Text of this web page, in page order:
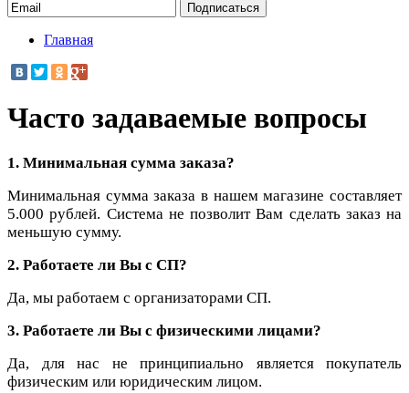
Подписаться
Главная
Часто задаваемые вопросы
1. Минимальная сумма заказа?
Минимальная сумма заказа в нашем магазине составляет
5.000 рублей. Система не позволит Вам сделать заказ на
меньшую сумму.
2. Работаете ли Вы с СП?
Да, мы работаем с организаторами СП.
3. Работаете ли Вы с физическими лицами?
Да, для нас не принципиально является покупатель
физическим или юридическим лицом.